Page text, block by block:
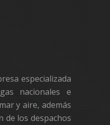
especializada
nacionales e
y aire, además
de los despachos